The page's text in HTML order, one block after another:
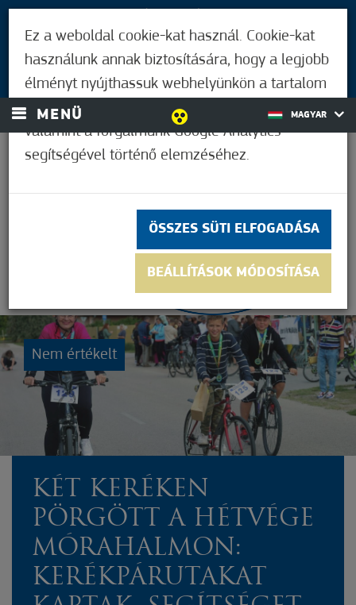
BEJELENTKEZÉS
MENÜ MAGYAR
Nem értékelt
KÉT KERÉKEN
PÖRGÖTT A HÉTVÉGE
MÓRAHALMON:
KERÉKPÁRUTAKAT
Ez a weboldal cookie-kat használ. Cookie-kat
használunk annak biztosítására, hogy a legjobb
élményt nyújthassuk webhelyünkön a tartalom
és a hirdetések személyre szabásához,
valamint a forgalmunk Google Analytics
segítségével történő elemzéséhez.
ÖSSZES SÜTI ELFOGADÁSA
BEÁLLÍTÁSOK MÓDOSÍTÁSA